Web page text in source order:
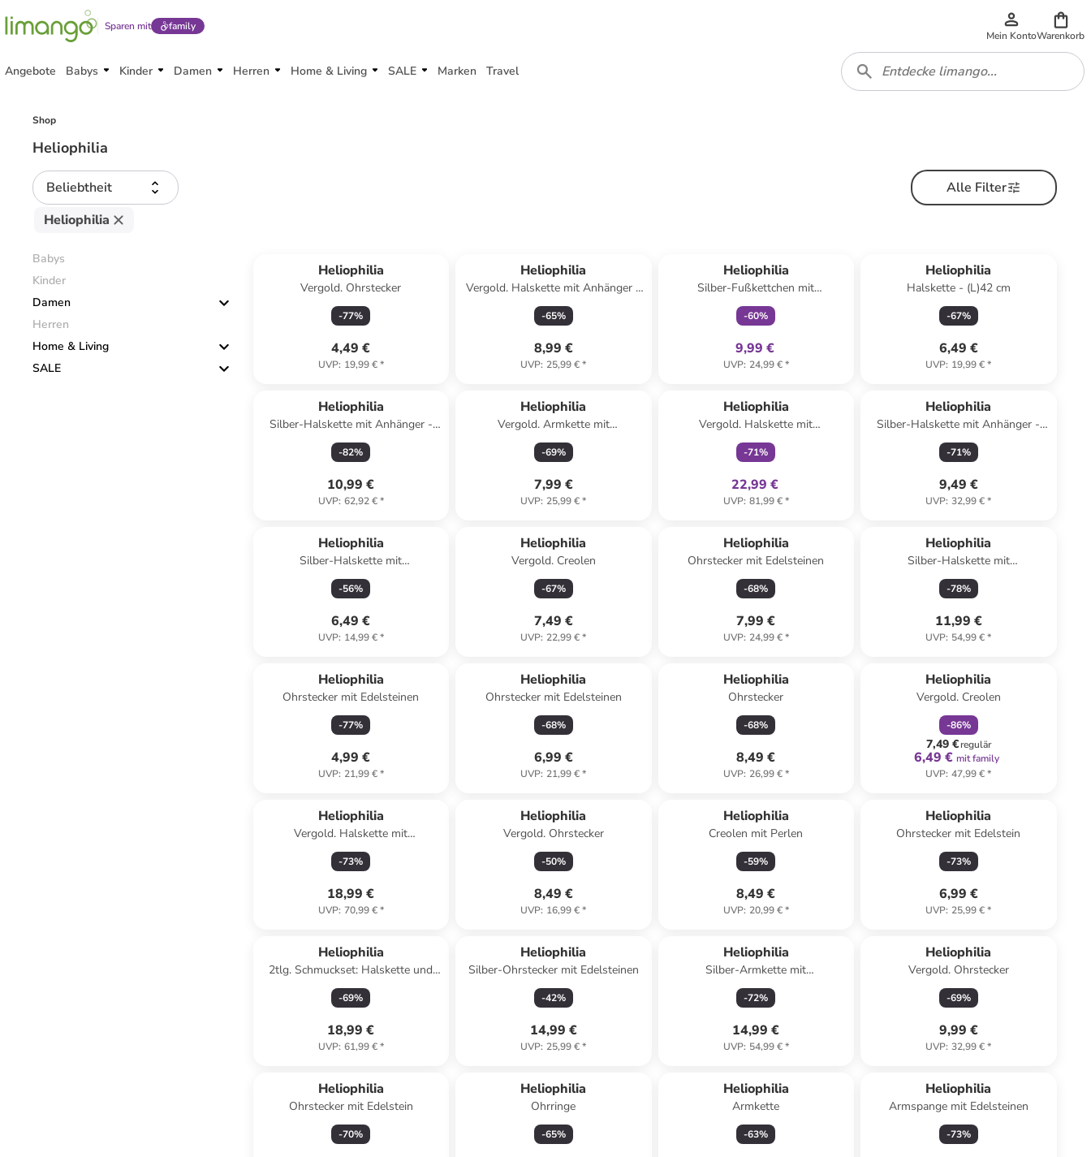
Sparen mit family
Mein KontoWarenkorb
Angebote Babys Kinder Damen Herren Home & Living SALE Marken Travel
Shop
Heliophilia
Beliebtheit
Alle Filter
Heliophilia
Babys
Kinder
Damen
Herren
Home & Living
SALE
Heliophilia
Vergold. Ohrstecker
-77%
4,49 €
UVP: 19,99 €*
Heliophilia
Vergold. Halskette mit Anhänger -
(L)43 cm
-65%
8,99 €
UVP: 25,99 €*
Heliophilia
Silber-Fußkettchen mit
Schmuckelement
-60%
9,99 €
UVP: 24,99 €*
Heliophilia
Halskette - (L)42 cm
-67%
6,49 €
UVP: 19,99 €*
Heliophilia
Silber-Halskette mit Anhänger -
(L)43 cm
-82%
10,99 €
UVP: 62,92 €*
Heliophilia
Vergold. Armkette mit
Schmuckelementen
-69%
7,99 €
UVP: 25,99 €*
Heliophilia
Vergold. Halskette mit
Schmuckelementen - (L)42 cm
-71%
22,99 €
UVP: 81,99 €*
Heliophilia
Silber-Halskette mit Anhänger -
(L)43 cm
-71%
9,49 €
UVP: 32,99 €*
Heliophilia
Silber-Halskette mit
Schmuckelemente - (L)45 cm
-56%
6,49 €
UVP: 14,99 €*
Heliophilia
Vergold. Creolen
-67%
7,49 €
UVP: 22,99 €*
Heliophilia
Ohrstecker mit Edelsteinen
-68%
7,99 €
UVP: 24,99 €*
Heliophilia
Silber-Halskette mit
Schmuckelement - (L)42 cm
-78%
11,99 €
UVP: 54,99 €*
Heliophilia
Ohrstecker mit Edelsteinen
-77%
4,99 €
UVP: 21,99 €*
Heliophilia
Ohrstecker mit Edelsteinen
-68%
6,99 €
UVP: 21,99 €*
Heliophilia
Ohrstecker
-68%
8,49 €
UVP: 26,99 €*
Heliophilia
Vergold. Creolen
-86%
7,49 €regulär
6,49 € mit family
UVP: 47,99 €*
Heliophilia
Vergold. Halskette mit
Schmuckelementen - (L)43 cm
-73%
18,99 €
UVP: 70,99 €*
Heliophilia
Vergold. Ohrstecker
-50%
8,49 €
UVP: 16,99 €*
Heliophilia
Creolen mit Perlen
-59%
8,49 €
UVP: 20,99 €*
Heliophilia
Ohrstecker mit Edelstein
-73%
6,99 €
UVP: 25,99 €*
Heliophilia
2tlg. Schmuckset: Halskette und
Ohrstecker
-69%
18,99 €
UVP: 61,99 €*
Heliophilia
Silber-Ohrstecker mit Edelsteinen
-42%
14,99 €
UVP: 25,99 €*
Heliophilia
Silber-Armkette mit
Schmuckelementen
-72%
14,99 €
UVP: 54,99 €*
Heliophilia
Vergold. Ohrstecker
-69%
9,99 €
UVP: 32,99 €*
Heliophilia
Ohrstecker mit Edelstein
-70%
Heliophilia
Ohrringe
-65%
Heliophilia
Armkette
-63%
Heliophilia
Armspange mit Edelsteinen
-73%